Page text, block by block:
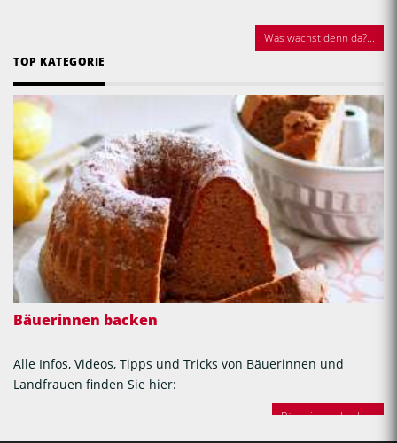
Was wächst denn da?...
TOP KATEGORIE
Bäuerinnen backen
Alle Infos, Videos, Tipps und Tricks von Bäuerinnen und
Landfrauen finden Sie hier:
Bäuerinnen backen